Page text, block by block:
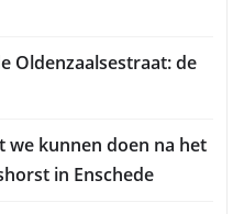
Oldenzaalsestraat: de
we kunnen doen na het
in Enschede